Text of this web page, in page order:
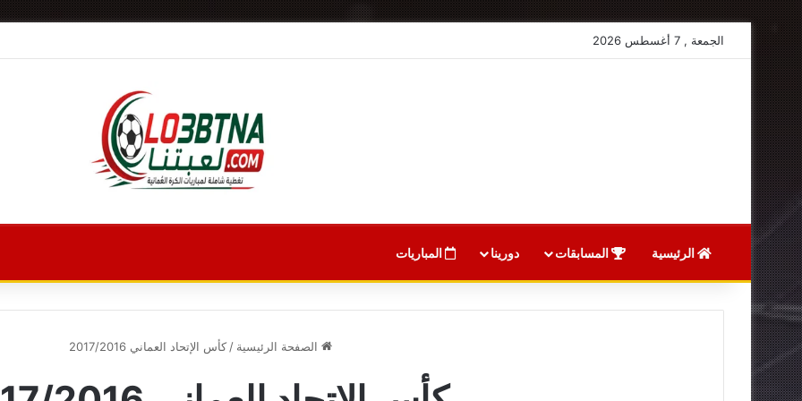
الجمعة , 7 أغسطس 2026
الرئيسية المسابقات دورينا المباريات
الصفحة الرئيسية / كأس الإتحاد العماني 2017/2016